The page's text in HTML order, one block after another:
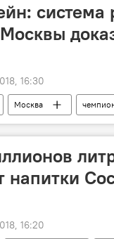
система
16:30
Москва
метро человек
напитки
16:20